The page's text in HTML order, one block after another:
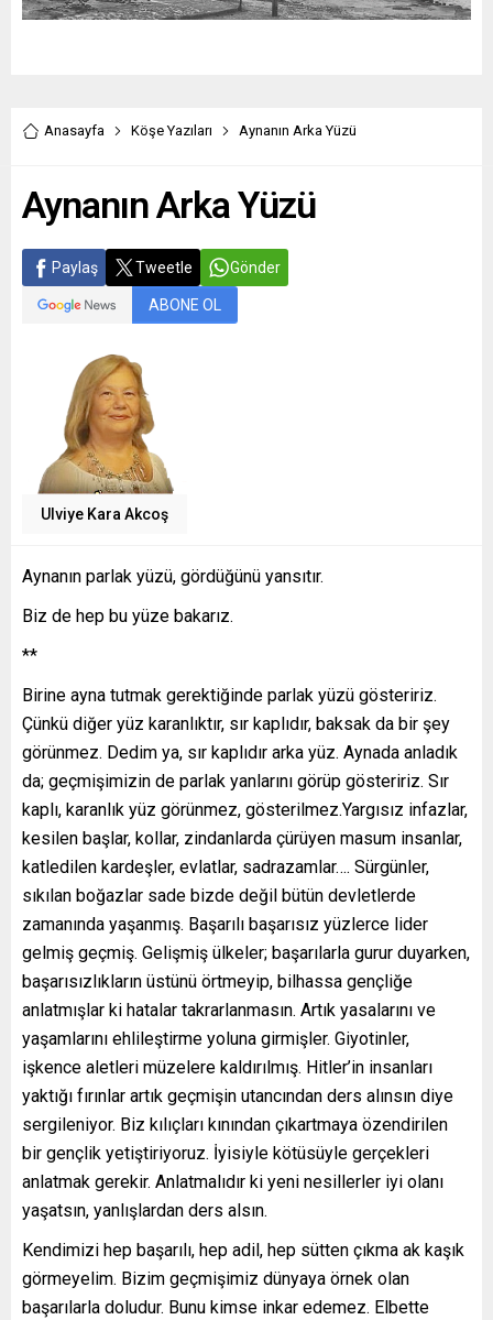
Anasayfa Köşe Yazıları Aynanın Arka Yüzü
Aynanın Arka Yüzü
Paylaş Tweetle Gönder
ABONE OL
Ulviye Kara Akcoş
Aynanın parlak yüzü, gördüğünü yansıtır.
Biz de hep bu yüze bakarız.
**
Birine ayna tutmak gerektiğinde parlak yüzü gösteririz.
Çünkü diğer yüz karanlıktır, sır kaplıdır, baksak da bir şey
görünmez. Dedim ya, sır kaplıdır arka yüz. Aynada anladık
da; geçmişimizin de parlak yanlarını görüp gösteririz. Sır
kaplı, karanlık yüz görünmez, gösterilmez.Yargısız infazlar,
kesilen başlar, kollar, zindanlarda çürüyen masum insanlar,
katledilen kardeşler, evlatlar, sadrazamlar…. Sürgünler,
sıkılan boğazlar sade bizde değil bütün devletlerde
zamanında yaşanmış. Başarılı başarısız yüzlerce lider
gelmiş geçmiş. Gelişmiş ülkeler; başarılarla gurur duyarken,
başarısızlıkların üstünü örtmeyip, bilhassa gençliğe
anlatmışlar ki hatalar takrarlanmasın. Artık yasalarını ve
yaşamlarını ehlileştirme yoluna girmişler. Giyotinler,
işkence aletleri müzelere kaldırılmış. Hitler’in insanları
yaktığı fırınlar artık geçmişin utancından ders alınsın diye
sergileniyor. Biz kılıçları kınından çıkartmaya özendirilen
bir gençlik yetiştiriyoruz. İyisiyle kötüsüyle gerçekleri
anlatmak gerekir. Anlatmalıdır ki yeni nesillerler iyi olanı
yaşatsın, yanlışlardan ders alsın.
Kendimizi hep başarılı, hep adil, hep sütten çıkma ak kaşık
görmeyelim. Bizim geçmişimiz dünyaya örnek olan
başarılarla doludur. Bunu kimse inkar edemez. Elbette